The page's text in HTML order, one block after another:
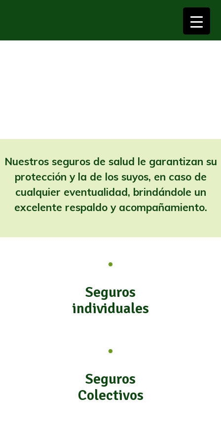
Nuestros seguros de salud le garantizan su
protección y la de los suyos, en caso de
cualquier eventualidad, brindándole un
excelente respaldo y acompañamiento.
Seguros
individuales
Seguros
Colectivos